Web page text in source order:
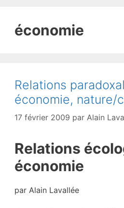
économie
Relations
économie, nature/
17 février 2009 par Alain
Relations
économie
par Alain Lavallée